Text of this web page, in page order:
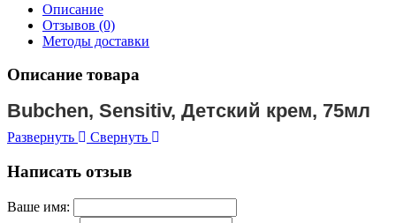
Описание
Отзывов (0)
Методы доставки
Описание товара
Bubchen, Sensitiv, Детский крем, 75мл
Развернуть Свернуть
Написать отзыв
Ваше имя: